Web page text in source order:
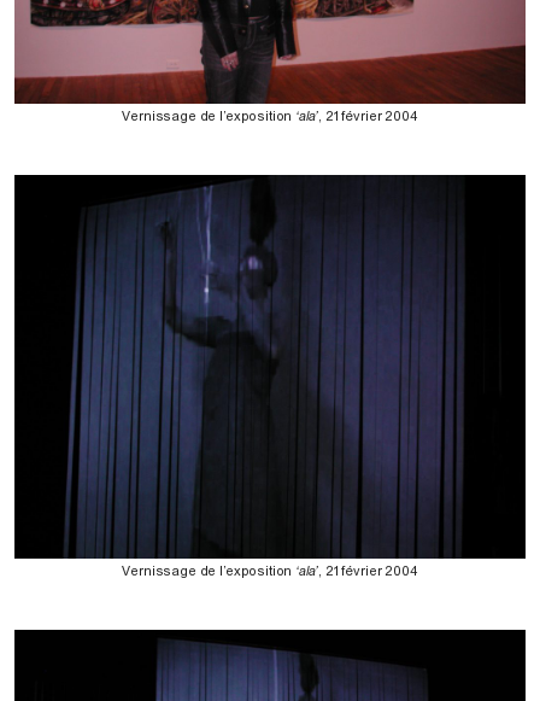
Vernissage de l’exposition ‘ala’ , 21 février 2004
Vernissage de l’exposition ‘ala’, 21 février 2004